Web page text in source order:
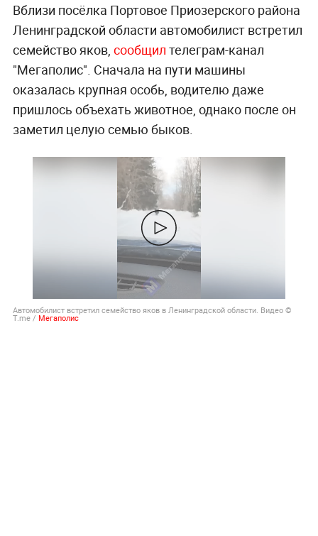
Вблизи посёлка Портовое Приозерского района
Ленинградской области автомобилист встретил
семейство яков, сообщил телеграм-канал
"Мегаполис". Сначала на пути машины
оказалась крупная особь, водителю даже
пришлось объехать животное, однако после он
заметил целую семью быков.
Автомобилист встретил семейство яков в Ленинградской области. Видео ©
T.me / Мегаполис